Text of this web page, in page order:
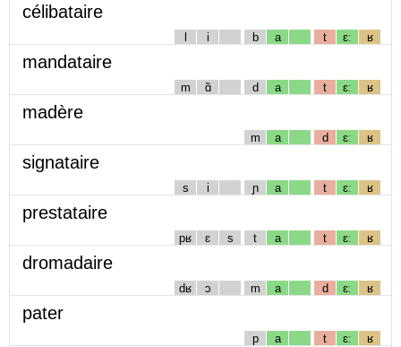
célibataire
l i b a t ɛː ʁ
mandataire
m ɑ̃ d a t ɛː ʁ
madère
m a d ɛː ʁ
signataire
s i ɲ a t ɛː ʁ
prestataire
pʁ ɛ s t a t ɛː ʁ
dromadaire
dʁ ɔ m a d ɛː ʁ
pater
p a t ɛː ʁ